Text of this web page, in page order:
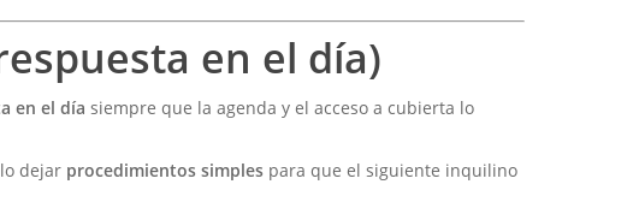
en el día)
en el día siempre que la agenda y el acceso a cubierta lo
dejar procedimientos simples para que el siguiente inquilino